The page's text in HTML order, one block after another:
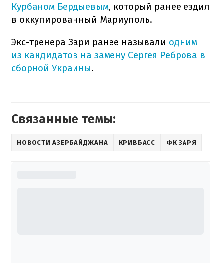
Курбаном Бердыевым, который ранее ездил
в оккупированный Мариуполь.
Экс-тренера Зари ранее называли одним
из кандидатов на замену Сергея Реброва в
сборной Украины.
Связанные темы:
НОВОСТИ АЗЕРБАЙДЖАНА КРИВБАСС ФК ЗАРЯ